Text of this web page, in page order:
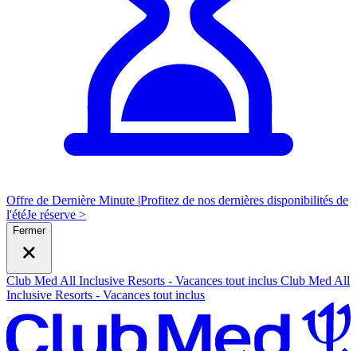
Offre de Dernière Minute |Profitez de nos dernières disponibilités de
l'étéJe réserve >
Fermer
Club Med All Inclusive Resorts - Vacances tout inclus Club Med All
Inclusive Resorts - Vacances tout inclus